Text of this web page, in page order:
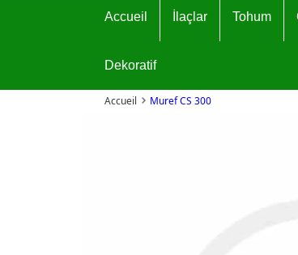
Accueil İlaçlar Tohum
Dekoratif
Accueil Muref CS 300